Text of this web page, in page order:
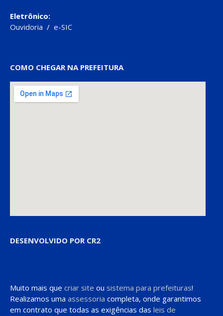
Eletrônico:
Ouvidoria / e-SIC
COMO CHEGAR NA PREFEITURA
DESENVOLVIDO POR CR2
Muito mais que criar site ou sistema para prefeituras!
Realizamos uma assessoria completa, onde garantimos
em contrato que todas as exigências das leis de